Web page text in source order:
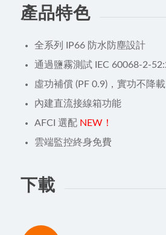
產品特色
全系列 IP66 防水防塵設計
通過鹽霧測試 IEC 60068-2-
虛功補償 (PF 0.9)，實功不降載
內建直流接線箱功能
AFCI 選配 NEW！
雲端監控終身免費
下載